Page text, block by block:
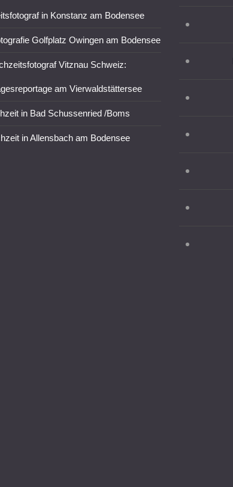
in Konstanz am Bodensee
Golfplatz Owingen am Bodensee
Vitznau Schweiz:
am Vierwaldstättersee
in Bad Schussenried /Boms
in Allensbach am Bodensee